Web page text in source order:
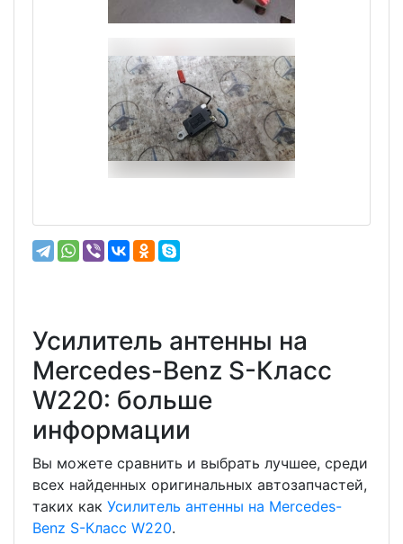
Усилитель антенны на
Mercedes-Benz S-Класс
W220: больше
информации
Вы можете сравнить и выбрать лучшее, среди
всех найденных оригинальных автозапчастей,
таких как Усилитель антенны на Mercedes-
Benz S-Класс W220.